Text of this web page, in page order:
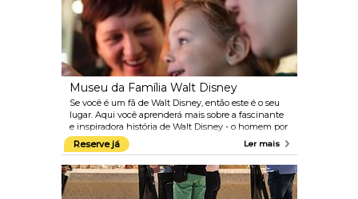
Museu da Família Walt Disney
Se você é um fã de Walt Disney, então este é o seu
lugar. Aqui você aprenderá mais sobre a fascinante
e inspiradora história de Walt Disney - o homem por
trás do Mickey Mouse e da Branca de Neve. Este
divertido museu apresenta materiais e artefatos
históricos, incluindo os primeiros desenhos e
animação, filmes, música e muito mais.
Reserve já Ler mais